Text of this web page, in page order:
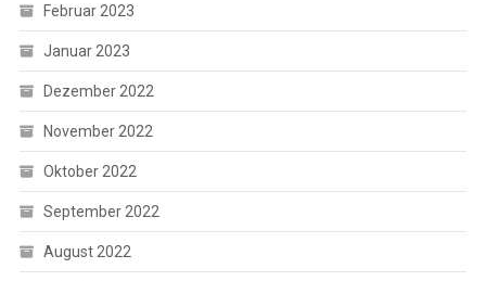
Februar 2023
Januar 2023
Dezember 2022
November 2022
Oktober 2022
September 2022
August 2022